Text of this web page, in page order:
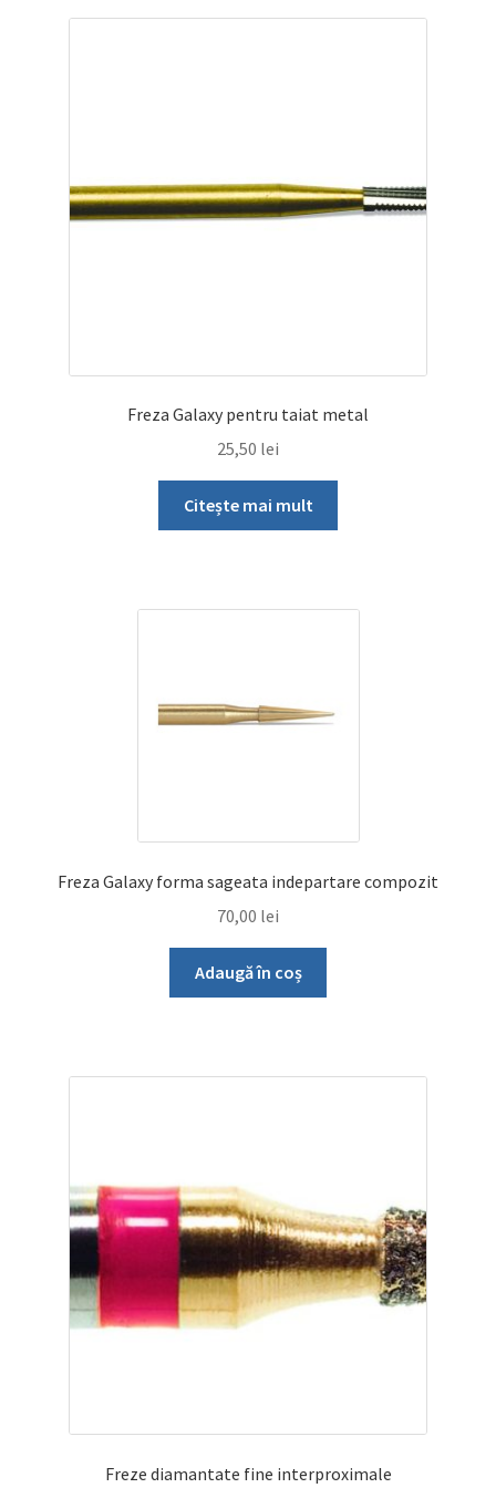
Freza Galaxy pentru taiat metal
25,50 lei
Citește mai mult
Freza Galaxy forma sageata indepartare compozit
70,00 lei
Adaugă în coș
Freze diamantate fine interproximale